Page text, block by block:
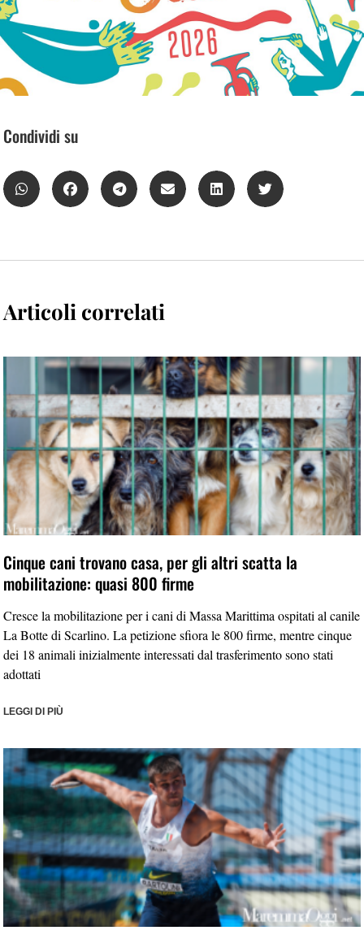
Condividi su
Articoli correlati
Cinque cani trovano casa, per gli altri scatta la
mobilitazione: quasi 800 firme
Cresce la mobilitazione per i cani di Massa Marittima ospitati al canile
La Botte di Scarlino. La petizione sfiora le 800 firme, mentre cinque
dei 18 animali inizialmente interessati dal trasferimento sono stati
adottati
LEGGI DI PIÙ